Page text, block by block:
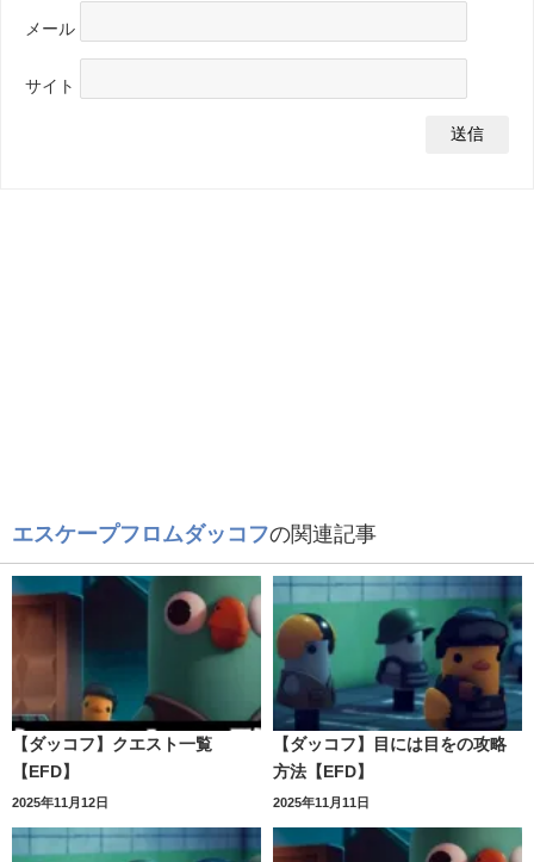
メール
サイト
エスケープフロムダッコフの関連記事
【ダッコフ】クエスト一覧
【EFD】
2025年11月12日
【ダッコフ】目には目をの攻略
方法【EFD】
2025年11月11日